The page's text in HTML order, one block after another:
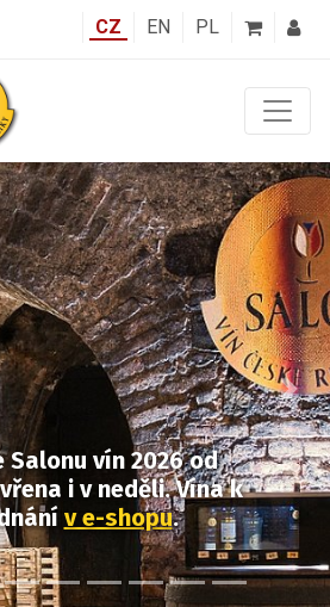
CZ EN PL
Salonu vín 2026od
i v neděli.Vína k
v e-shopu.
Další